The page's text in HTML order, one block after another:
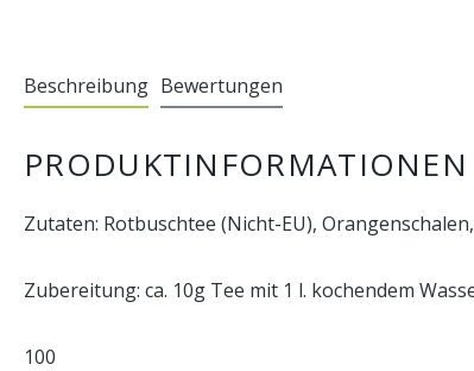
Beschreibung Bewertungen
Zutaten: Rotbuschtee (Nicht-EU),
Zubereitung: ca. 10g Tee mit 1 l. kochendem
100